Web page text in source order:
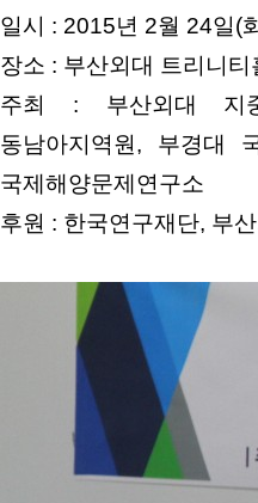
일시 : 2015년 2월 24일(
장소 : 부산외대 트리니
주최 : 부산외대 지중
동남아지역원, 부경대
국제해양문제연구소
후원 : 한국연구재단, 부